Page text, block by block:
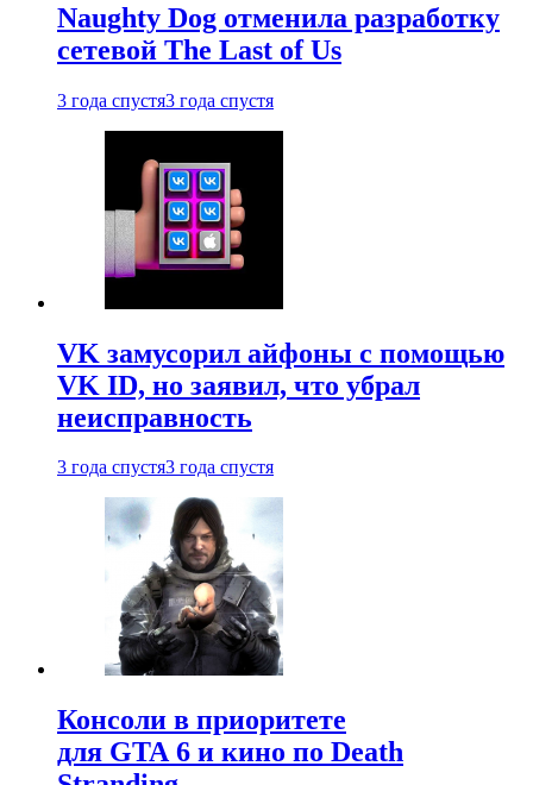
Naughty Dog отменила разработку
сетевой The Last of Us
3 года спустя3 года спустя
VK замусорил айфоны с помощью
VK ID, но заявил, что убрал
неисправность
3 года спустя3 года спустя
Консоли в приоритете
для GTA 6 и кино по Death